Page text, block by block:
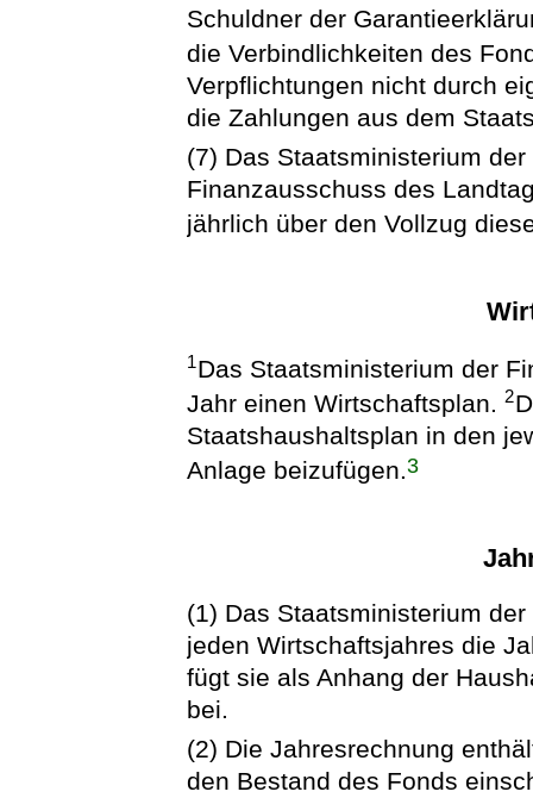
Schuldner der
die Verbindlichkeiten des
Verpflichtungen nicht durch
die Zahlungen aus dem
(7) Das Staatsministerium
Finanzausschuss des
jährlich über den Vollzug
1Das Staatsministerium der
Jahr einen Wirtschaftsplan.2
Staatshaushaltsplan in den
Anlage beizufügen.3
(1) Das Staatsministerium
jeden Wirtschaftsjahres die
fügt sie als Anhang der
bei.
(2) Die Jahresrechnung
den Bestand des Fonds